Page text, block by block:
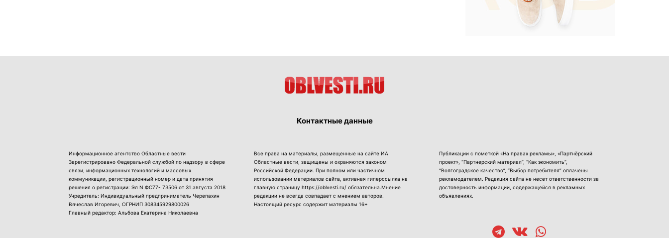
Контактные данные
Информационное агентство Областные вести
Зарегистрировано Федеральной службой по надзору в сфере
связи, информационных технологий и массовых
коммуникации, регистрационный номер и дата принятия
решения о регистрации: Эл N ФС77- 73506 от 31 августа 2018
Учредитель: Индивидуальный предприниматель Черепахин
Вячеслав Игоревич, ОГРНИП 308345929800026
Главный редактор: Альбова Екатерина Николаевна
Все права на материалы, размещенные на сайте ИА
Областные вести, защищены и охраняются законом
Российской Федерации. При полном или частичном
использовании материалов сайта, активная гиперссылка на
главную страницу https://oblvesti.ru/ обязательна.Мнение
редакции не всегда совпадает с мнением авторов.
Настоящий ресурс содержит материалы 16+
Публикации с пометкой «На правах рекламы», «Партнёрский
проект», “Партнерский материал”, “Как экономить”,
“Волгоградское качество”, “Выбор потребителя” оплачены
рекламодателем. Редакция сайта не несет ответственности за
достоверность информации, содержащейся в рекламных
объявлениях.